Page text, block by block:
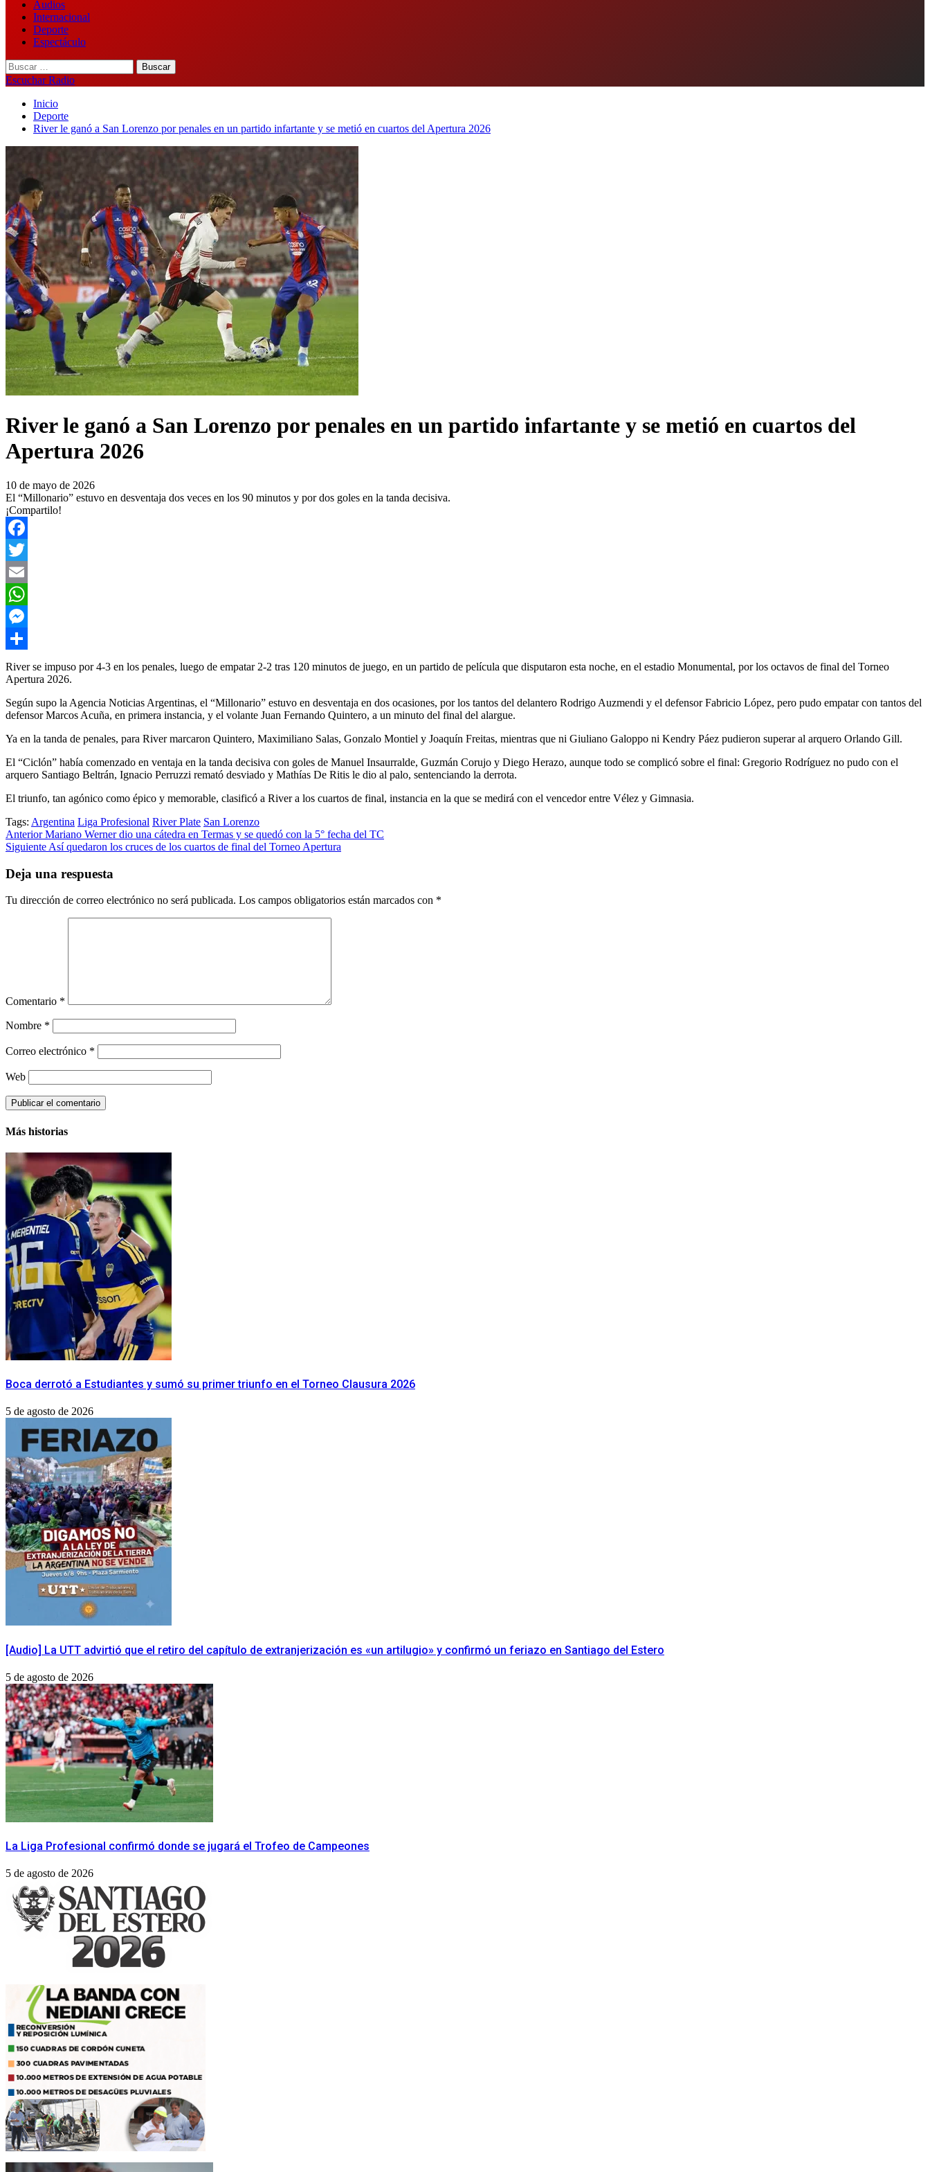
Audios
Internacional
Deporte
Espectáculo
Buscar:
Escuchar Radio
Inicio
Deporte
River le ganó a San Lorenzo por penales en un partido infartante y se metió en cuartos del Apertura 2026
River le ganó a San Lorenzo por penales en un partido infartante y se metió en cuartos del
Apertura 2026
10 de mayo de 2026
El “Millonario” estuvo en desventaja dos veces en los 90 minutos y por dos goles en la tanda decisiva.
¡Compartilo!
Facebook
Twitter
Email
WhatsApp
Messenger
Compartir
River se impuso por 4-3 en los penales, luego de empatar 2-2 tras 120 minutos de juego, en un partido de película que disputaron esta noche, en el estadio Monumental, por los octavos de final del Torneo
Apertura 2026.
Según supo la Agencia Noticias Argentinas, el “Millonario” estuvo en desventaja en dos ocasiones, por los tantos del delantero Rodrigo Auzmendi y el defensor Fabricio López, pero pudo empatar con tantos del
defensor Marcos Acuña, en primera instancia, y el volante Juan Fernando Quintero, a un minuto del final del alargue.
Ya en la tanda de penales, para River marcaron Quintero, Maximiliano Salas, Gonzalo Montiel y Joaquín Freitas, mientras que ni Giuliano Galoppo ni Kendry Páez pudieron superar al arquero Orlando Gill.
El “Ciclón” había comenzado en ventaja en la tanda decisiva con goles de Manuel Insaurralde, Guzmán Corujo y Diego Herazo, aunque todo se complicó sobre el final: Gregorio Rodríguez no pudo con el
arquero Santiago Beltrán, Ignacio Perruzzi remató desviado y Mathías De Ritis le dio al palo, sentenciando la derrota.
El triunfo, tan agónico como épico y memorable, clasificó a River a los cuartos de final, instancia en la que se medirá con el vencedor entre Vélez y Gimnasia.
Tags: Argentina Liga Profesional River Plate San Lorenzo
Post
navigation
AnteriorMariano Werner dio una cátedra en Termas y se quedó con la 5° fecha del TC
Siguiente Así quedaron los cruces de los cuartos de final del Torneo Apertura
Deja una respuesta
Tu dirección de correo electrónico no será publicada. Los campos obligatorios están marcados con *
Comentario *
Nombre *
Correo electrónico *
Web
Más historias
Boca derrotó a Estudiantes y sumó su primer triunfo en el Torneo Clausura 2026
5 de agosto de 2026
[Audio] La UTT advirtió que el retiro del capítulo de extranjerización es «un artilugio» y confirmó un feriazo en Santiago del Estero
5 de agosto de 2026
La Liga Profesional confirmó donde se jugará el Trofeo de Campeones
5 de agosto de 2026